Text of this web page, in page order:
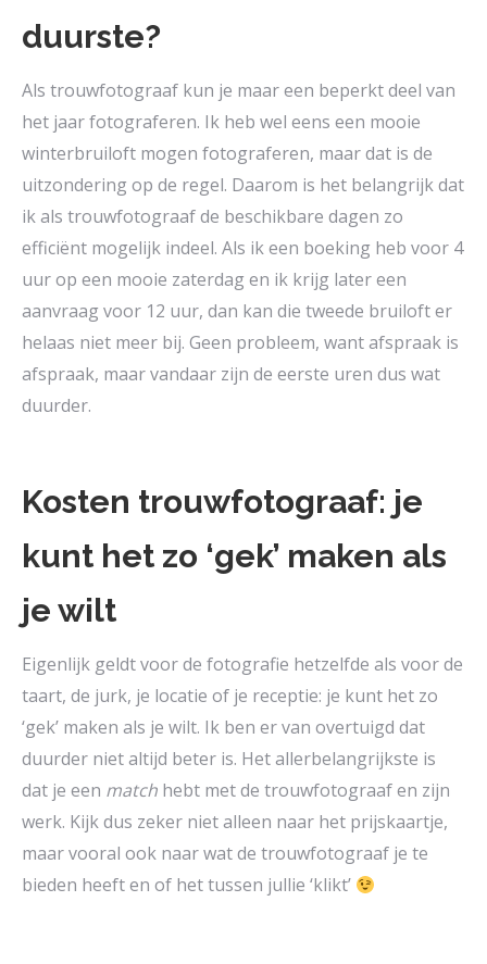
duurste?
Als trouwfotograaf kun je maar een beperkt deel van
het jaar fotograferen. Ik heb wel eens een mooie
winterbruiloft mogen fotograferen, maar dat is de
uitzondering op de regel. Daarom is het belangrijk dat
ik als trouwfotograaf de beschikbare dagen zo
efficiënt mogelijk indeel. Als ik een boeking heb voor 4
uur op een mooie zaterdag en ik krijg later een
aanvraag voor 12 uur, dan kan die tweede bruiloft er
helaas niet meer bij. Geen probleem, want afspraak is
afspraak, maar vandaar zijn de eerste uren dus wat
duurder.
Kosten trouwfotograaf: je
kunt het zo ‘gek’ maken als
je wilt
Eigenlijk geldt voor de fotografie hetzelfde als voor de
taart, de jurk, je locatie of je receptie: je kunt het zo
‘gek’ maken als je wilt. Ik ben er van overtuigd dat
duurder niet altijd beter is. Het allerbelangrijkste is
dat je een match hebt met de trouwfotograaf en zijn
werk. Kijk dus zeker niet alleen naar het prijskaartje,
maar vooral ook naar wat de trouwfotograaf je te
bieden heeft en of het tussen jullie ‘klikt’